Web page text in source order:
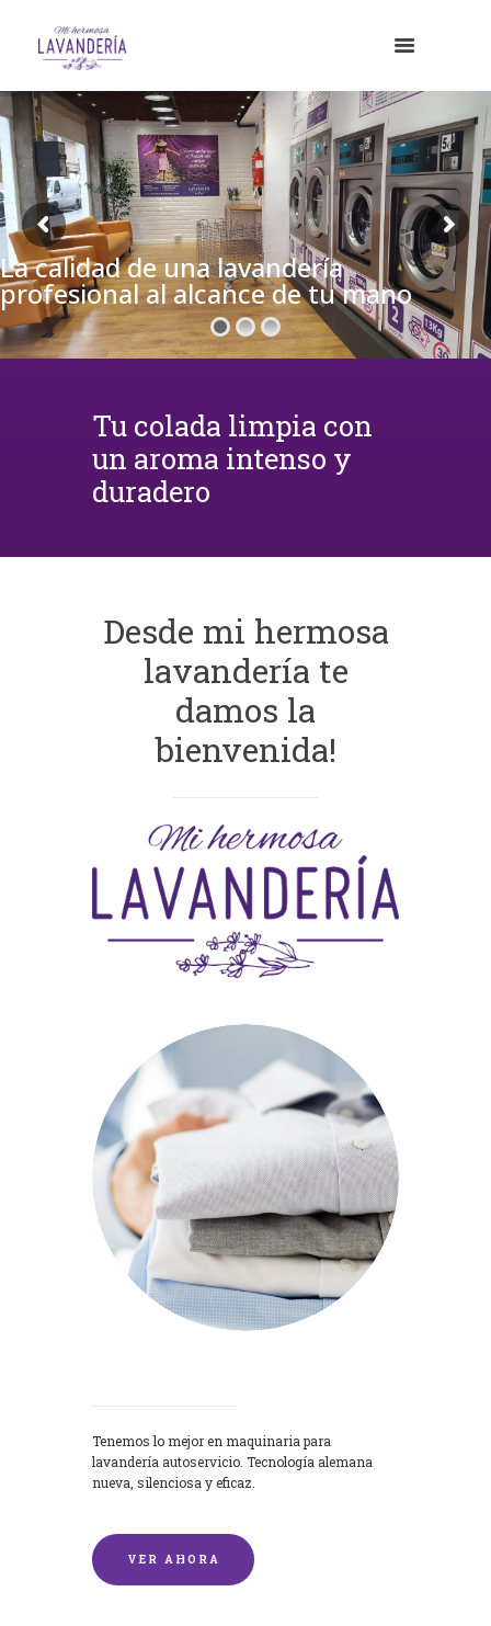
La calidad de una lavandería
profesional al alcance de tu mano
Tu colada limpia con
un aroma intenso y
duradero
Desde mi hermosa
lavandería te
damos la
bienvenida!
Tenemos lo mejor en maquinaria para
lavandería autoservicio. Tecnología alemana
nueva, silenciosa y eficaz.
VER AHORA